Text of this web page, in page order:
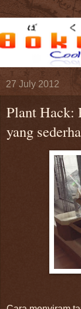
27 July 2012
Plant Hack:
yang